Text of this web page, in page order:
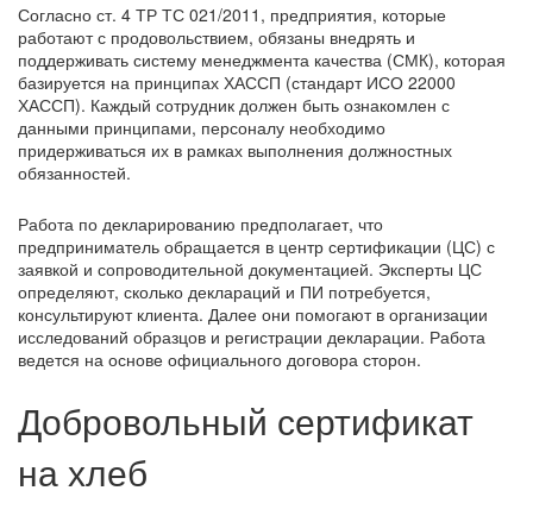
Согласно ст. 4 ТР ТС 021/2011, предприятия, которые
работают с продовольствием, обязаны внедрять и
поддерживать систему менеджмента качества (СМК), которая
базируется на принципах ХАССП (стандарт ИСО 22000
ХАССП). Каждый сотрудник должен быть ознакомлен с
данными принципами, персоналу необходимо
придерживаться их в рамках выполнения должностных
обязанностей.
Работа по декларированию предполагает, что
предприниматель обращается в центр сертификации (ЦС) с
заявкой и сопроводительной документацией. Эксперты ЦС
определяют, сколько деклараций и ПИ потребуется,
консультируют клиента. Далее они помогают в организации
исследований образцов и регистрации декларации. Работа
ведется на основе официального договора сторон.
Добровольный сертификат
на хлеб